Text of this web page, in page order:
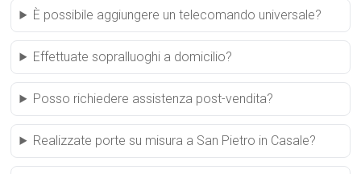
È possibile aggiungere un telecomando universale?
Effettuate sopralluoghi a domicilio?
Posso richiedere assistenza post-vendita?
Realizzate porte su misura a San Pietro in Casale?